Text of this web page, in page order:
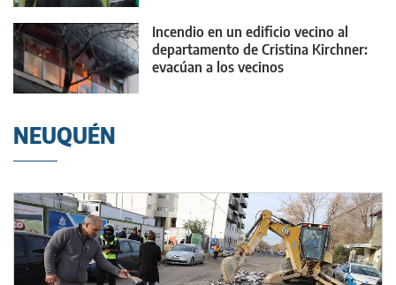
Incendio en un edificio vecino al
departamento de Cristina Kirchner:
evacúan a los vecinos
NEUQUÉN